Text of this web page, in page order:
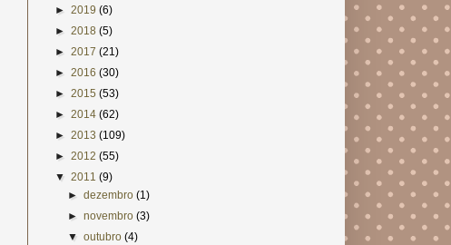
► 2019 (6)
► 2018 (5)
► 2017 (21)
► 2016 (30)
► 2015 (53)
► 2014 (62)
► 2013 (109)
► 2012 (55)
▼ 2011 (9)
►dezembro(1)
►novembro(3)
▼outubro(4)